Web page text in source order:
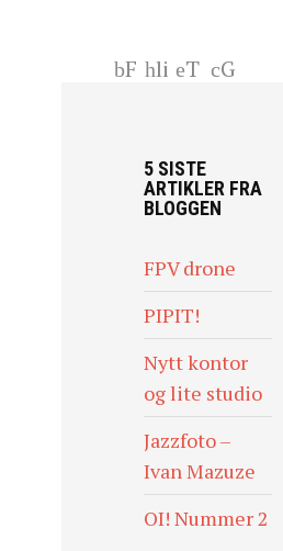
F
li
T
G
5 SISTE
ARTIKLER FRA
BLOGGEN
FPV drone
PIPIT!
Nytt kontor
og lite studio
Jazzfoto –
Ivan Mazuze
OI! Nummer 2